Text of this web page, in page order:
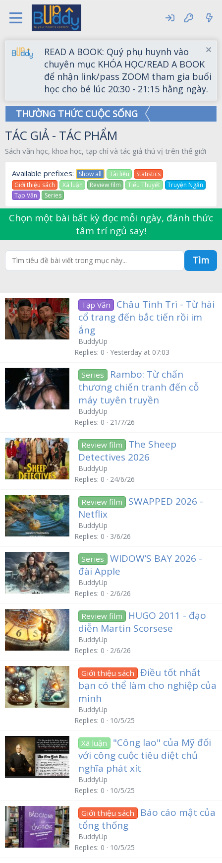
READ A BOOK: Quý phụ huynh vào
chuyên mục KHÓA HỌC/READ A BOOK
để nhận link/pass ZOOM tham gia buổi
học cho bé lúc 20:30 - 21:15 hằng ngày.
THƯỜNG THỨC CUỘC SỐNG
TÁC GIẢ - TÁC PHẨM
Sách văn học, khoa học, tạp chí và tác giả thú vị trên thế giới
Available prefixes: Show all Tài liệu
Statistics
Giới thiệu sách
Xã luận Review film Tiểu Thuyết
Truyện Ngắn
Tạp Văn
Series
Chọn một bài bất kỳ đọc mỗi ngày, đánh thức
tâm trí ngủ say!
Tìm
Tạp Văn
Châu Tinh Trì - Từ hài
cổ trang đến bắc tiến rồi im
ắng
BuddyUp
Replies 0 Yesterday at 07:03
Series
Rambo: Từ chấn
thương chiến tranh đến cỗ
máy tuyên truyền
BuddyUp
Replies 0 21/7/26
Review film
The Sheep
Detectives 2026
BuddyUp
Replies 0 24/6/26
Review film
SWAPPED 2026 -
Netflix
BuddyUp
Replies 0 3/6/26
Series
WIDOW’S BAY 2026 -
đài Apple
BuddyUp
Replies 0 2/6/26
Review film
HUGO 2011 - đạo
diễn Martin Scorsese
BuddyUp
Replies 0 2/6/26
Giới thiệu sách
Điều tốt nhất
bạn có thể làm cho nghiệp của
mình
BuddyUp
Replies 0 10/5/25
Xã luận
"Công lao" của Mỹ đối
với công cuộc tiêu diệt chủ
nghĩa phát xít
BuddyUp
Replies 0 10/5/25
Giới thiệu sách
Báo cáo mật của
tổng thống
BuddyUp
Replies 0 10/5/25